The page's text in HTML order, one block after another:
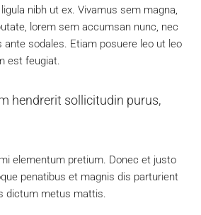
nibh ut ex. Vivamus sem magna,
lorem sem accumsan nunc, nec
sodales. Etiam posuere leo ut leo
est feugiat.
hendrerit sollicitudin purus,
elementum pretium. Donec et justo
penatibus et magnis dis parturient
dictum metus mattis.